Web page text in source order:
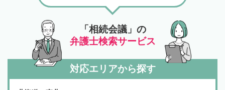
「相続会議」の
弁護士検索サービス
対応エリアから探す